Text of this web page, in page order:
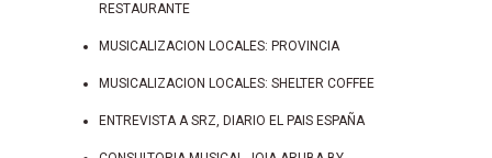
RESTAURANTE
MUSICALIZACION LOCALES: PROVINCIA
MUSICALIZACION LOCALES: SHELTER COFFEE
ENTREVISTA A SRZ, DIARIO EL PAIS ESPAÑA